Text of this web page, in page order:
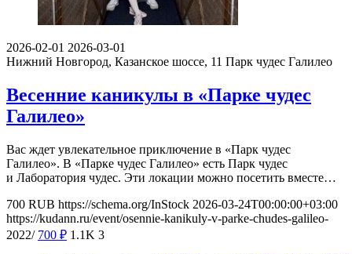
2026-02-01 2026-03-01
Нижний Новгород, Казанское шоссе, 11 Парк чудес Галилео
Весенние каникулы в «Парке чудес
Галилео»
Вас ждет увлекательное приключение в «Парк чудес
Галилео». В «Парке чудес Галилео» есть Парк чудес
и Лаборатория чудес. Эти локации можно посетить вместе…
700 RUB https://schema.org/InStock 2026-03-24T00:00:00+03:00
https://kudann.ru/event/osennie-kanikuly-v-parke-chudes-galileo-
2022/ 700 ₽ 1.1K 3